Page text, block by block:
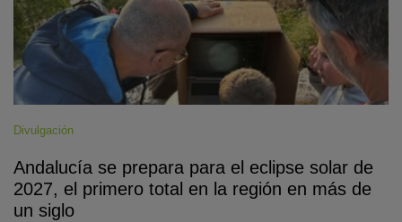
Divulgación
Andalucía se prepara para el eclipse solar de
2027, el primero total en la región en más de
un siglo